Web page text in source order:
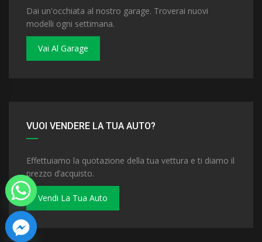
Dai un'occhiata al nostro garage. Troverai nuovi
modelli ogni settimana.
Vai Al Garage
VUOI VENDERE LA TUA AUTO?
Effettuiamo la quotazione della tua vettura e ti diamo il
prezzo d’acquisto.
Vendi La Tua Auto